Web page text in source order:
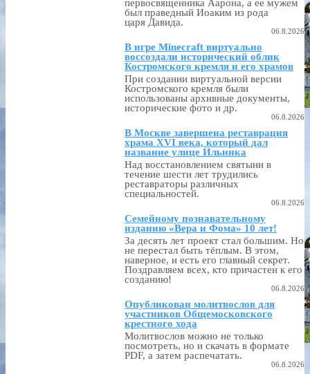
первосвященника Аарона, а ее мужем
был праведный Иоаким из рода
царя Давида.
06.8.2026
В игре Minecraft виртуально
воссоздали исторический облик
Костромского кремля и его храмов
При создании виртуальной версии
Костромского кремля были
использованы архивные документы,
исторические фото и др.
06.8.2026
В Москве завершена реставрация
храма XVI века, который дал
название улице Ильинка
Над восстановлением святыни в
течение шести лет трудились
реставраторы различных
специальностей.
06.8.2026
Семейному познавательному
изданию «Вера и Фома» 10 лет!
За десять лет проект стал большим. Но
не перестал быть тёплым. В этом,
наверное, и есть его главный секрет.
Поздравляем всех, кто причастен к его
созданию!
06.8.2026
Опубликован молитвослов для
участников Общемосковского
крестного хода
Молитвослов можно не только
посмотреть, но и скачать в формате
PDF, а затем распечатать.
06.8.2026